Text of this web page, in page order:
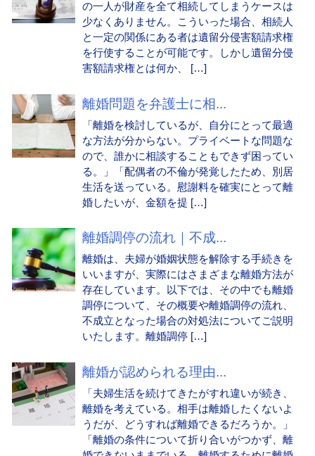
の一人が財産を全て相続してしまうケースは
少なくありません。こういった場合、相続人
と一定の関係にある者は遺留分侵害額請求権
を行使することが可能です。しかし遺留分侵
害額請求権とは何か、 […]
離婚問題を弁護士に相...
「離婚を検討しているが、自分にとって最適
な方法が分からない。プライベートな問題な
ので、誰かに相談することもできず困ってい
る。」「配偶者の不倫が発覚したため、別居
生活を送っている。慰謝料を確実にとって離
婚したいが、金額を提 […]
離婚調停の流れ｜不成...
離婚は、夫婦が婚姻状態を解除する手続きを
いいますが、実際にはさまざまな離婚方法が
存在しています。以下では、その中でも離婚
調停について、その概要や離婚調停の流れ、
不成立となった場合の対処法についてご説明
いたします。離婚調停 […]
離婚が認められる理由...
「夫婦生活を続けてきたがすれ違いが続き、
離婚を考えている。相手は離婚したくないよ
うだが、どうすれば離婚できるだろうか。」
「離婚の条件について折り合いがつかず、離